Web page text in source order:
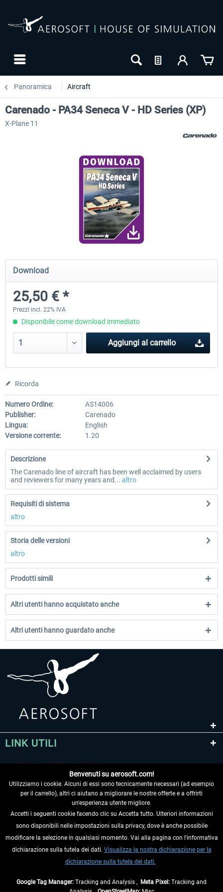
Panoramica Aircraft
Diamond DA-62
38,91 € *
Cessna 208 Grand Caravan
Carenado - PA34 Seneca V - HD Series (XP)
X-Plane 11
Download
25,50 € *
Prezzi incl. 22% IVA
Disponibile come download immediato
Aggiungi al carrello
Ricorda
Numero Ordine:
AS14006
Publisher:
Carenado
Lingua:
English
Versione corrente:
1.20
Descrizione
The Carenado line of aircraft has been well acclaimed by users
and reviewers for many years and... altro
Requisiti di sistema
altro
Storia delle versioni
altro
Prodotti simili
Altri utenti hanno acquistato anche
Altri utenti hanno guardato anche
LINK UTILI
RECEDERE DAL CONTRATTO
INFORMAZIONI
Benvenuti su aerosoft.com!
Utilizziamo i cookie. Alcuni di essi sono tecnicamente necessari (ad esempio
per il carrello), altri ci aiutano a migliorare le nostre offerte e a offrirti
un'esperienza utente migliore.
Accetti i seguenti cookie facendo clic su Accetta tutto. Ulteriori informazioni
sono disponibili nelle impostazioni sulla privacy, dove è anche possibile
modificare la selezione in qualsiasi momento. Vai alla pagina con l'informativa
dichiarazione sulla tutela dei dati. Visualizza la nostra dichiarazione per la
dichiarazione sulla tutela dei dati.
Google Tag Manager: Tracking and Analysis , Meta Pixel: Tracking and